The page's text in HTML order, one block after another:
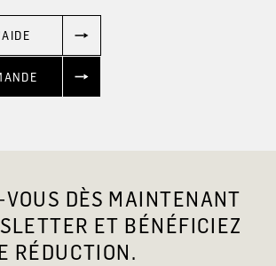
DÈS MAINTENANT
ET BÉNÉFICIEZ
RÉDUCTION.